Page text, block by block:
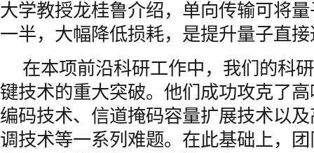
大学教授龙桂鲁介绍，单向传输可将
一半，大幅降低损耗，是提升量子直
在本项前沿科研工作中，我们的科
键技术的重大突破。他们成功攻克了
编码技术、信道掩码容量扩展技术以
调技术等一系列难题。在此基础上，